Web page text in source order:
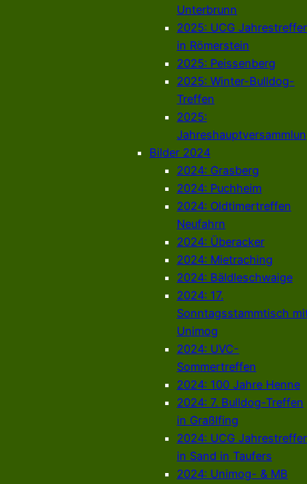
Unterbrunn
2025: UCG
in Römerstein
2025: Peissenberg
2025: Winter-Bulldog-
Treffen
2025:
Bilder 2024
2024: Grasberg
2024: Puchheim
2024: Oldtimertreffen
Neufahrn
2024: Überacker
2024: Mietraching
2024: Bäldleschwaige
2024: 17.
Sonntagsstammtisch
Unimog
2024: UVC-
Sommertreffen
2024: 100 Jahre Henne
2024: 7. Bulldog-Treffen
in Graßlfing
2024: UCG
in Sand in Taufers
2024: Unimog- & MB